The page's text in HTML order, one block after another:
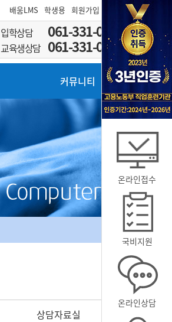
배움LMS 학생용 회원가입 로그인
입학상담 061-331-0002
교육생상담 061-331-0003
커뮤니티
상담자료실
온라인접수
국비지원
온라인상담